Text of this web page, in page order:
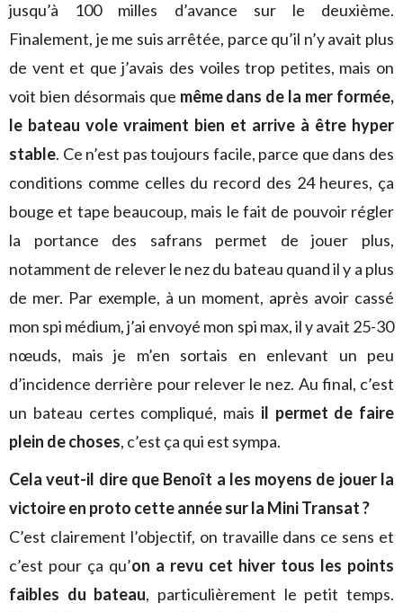
jusqu’à 100 milles d’avance sur le deuxième.
Finalement, je me suis arrêtée, parce qu’il n’y avait plus
de vent et que j’avais des voiles trop petites, mais on
voit bien désormais que même dans de la mer formée,
le bateau vole vraiment bien et arrive à être hyper
stable. Ce n’est pas toujours facile, parce que dans des
conditions comme celles du record des 24 heures, ça
bouge et tape beaucoup, mais le fait de pouvoir régler
la portance des safrans permet de jouer plus,
notamment de relever le nez du bateau quand il y a plus
de mer. Par exemple, à un moment, après avoir cassé
mon spi médium, j’ai envoyé mon spi max, il y avait 25-30
nœuds, mais je m’en sortais en enlevant un peu
d’incidence derrière pour relever le nez. Au final, c’est
un bateau certes compliqué, mais il permet de faire
plein de choses, c’est ça qui est sympa.
Cela veut-il dire que Benoît a les moyens de jouer la
victoire en proto cette année sur la Mini Transat ?
C’est clairement l’objectif, on travaille dans ce sens et
c’est pour ça qu’on a revu cet hiver tous les points
faibles du bateau, particulièrement le petit temps.